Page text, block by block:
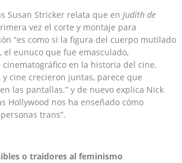
Susan Stricker relata que en Judith de
vez el corte y montaje para
“es como si la figura del cuerpo mutilado
el eunuco que fue emasculado,
en la historia del cine.
cine crecieron juntas, parece que
las pantallas.” y de nuevo explica Nick
Hollywood nos ha enseñado cómo
trans”.
o traidores al feminismo